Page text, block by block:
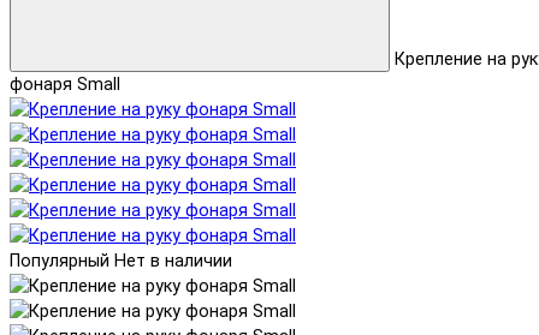
Крепление на
фонаря Small
Популярный Нет в наличии